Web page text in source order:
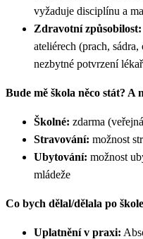
vyžaduje disciplínu a
Zdravotní způsobilost:
ateliérech (prach,
nezbytné potvrzení
Bude mě škola něco stát? A
Školné: zdarma
Stravování: možnost
Ubytování: možnost
mládeže
Co bych dělal/dělala po
Uplatnění v praxi: